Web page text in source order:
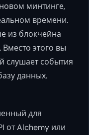
минтинге,
времени.
из блокчейна
этого вы
слушает события
данных.
для
от Alchemy или